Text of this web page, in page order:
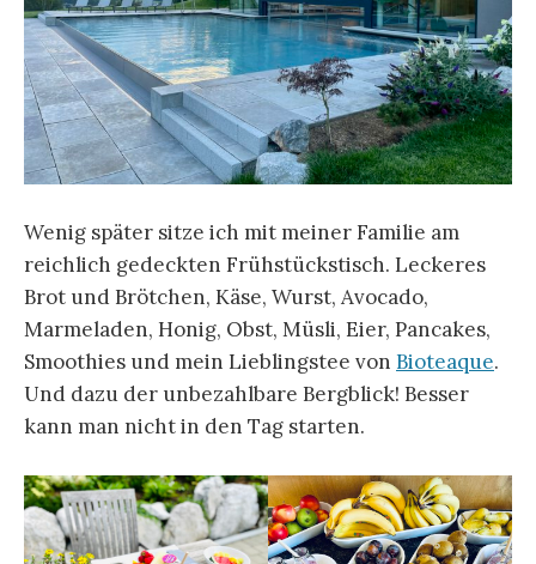
Wenig später sitze ich mit meiner Familie am
reichlich gedeckten Frühstückstisch. Leckeres
Brot und Brötchen, Käse, Wurst, Avocado,
Marmeladen, Honig, Obst, Müsli, Eier, Pancakes,
Smoothies und mein Lieblingstee von Bioteaque.
Und dazu der unbezahlbare Bergblick! Besser
kann man nicht in den Tag starten.